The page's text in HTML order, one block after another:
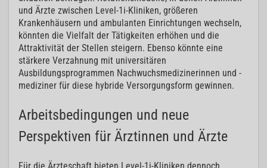
und Ärzte zwischen Level-1i-Kliniken, größeren
Krankenhäusern und ambulanten Einrichtungen wechseln,
könnten die Vielfalt der Tätigkeiten erhöhen und die
Attraktivität der Stellen steigern. Ebenso könnte eine
stärkere Verzahnung mit universitären
Ausbildungsprogrammen Nachwuchsmedizinerinnen und -
mediziner für diese hybride Versorgungsform gewinnen.
Arbeitsbedingungen und neue
Perspektiven für Ärztinnen und Ärzte